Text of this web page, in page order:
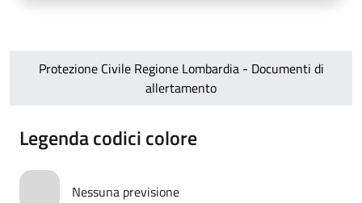
Protezione Civile Regione Lombardia - Documenti di
allertamento
Legenda codici colore
Nessuna previsione